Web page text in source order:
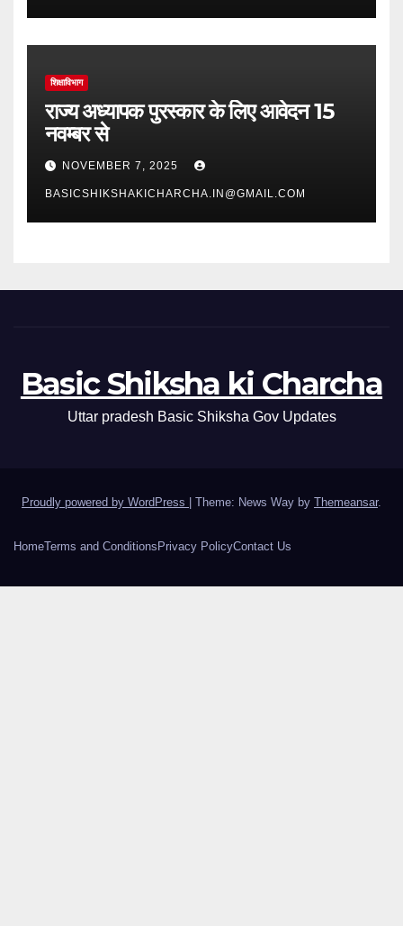
शिक्षाविभाग
राज्य अध्यापक पुरस्कार के लिए आवेदन 15
नवम्बर से
NOVEMBER 7, 2025
BASICSHIKSHAKICHARCHA.IN@GMAIL.COM
Basic Shiksha ki Charcha
Uttar pradesh Basic Shiksha Gov Updates
Proudly powered by WordPress Theme: News Way by Themeansar.
HomeTerms and Conditions Privacy PolicyContact Us